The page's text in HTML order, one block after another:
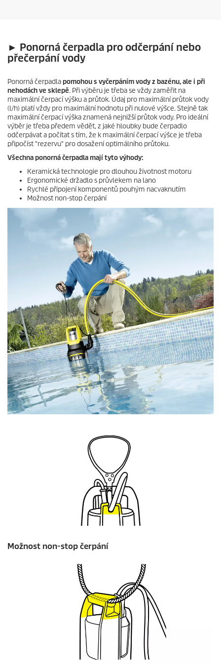
► Ponorná čerpadla pro odčerpání nebo
přečerpání vody
Ponorná čerpadlapomohou s vyčerpáním vody z bazénu, ale i při
nehodách ve sklepě. Při výběru je třeba se vždy zaměřit na
maximální čerpací výšku a průtok. Údaj pro maximální průtok vody
(l/h) platí vždy pro maximální hodnotu při nulové výšce. Stejně tak
maximální čerpací výška znamená nejnižší průtok vody. Pro ideální
výběr je třeba předem vědět, z jaké hloubky bude čerpadlo
odčerpávat a počítat s tím, že k maximální čerpací výšce je třeba
připočíst "rezervu" pro dosažení optimálního průtoku.
Všechna ponorná čerpadla mají tyto výhody:
Keramická technologie pro dlouhou životnost motoru
Ergonomické držadlo s průvlekem na lano
Rychlé připojení komponentů pouhým nacvaknutím
Možnost non-stop čerpání
Možnost non-stop čerpání